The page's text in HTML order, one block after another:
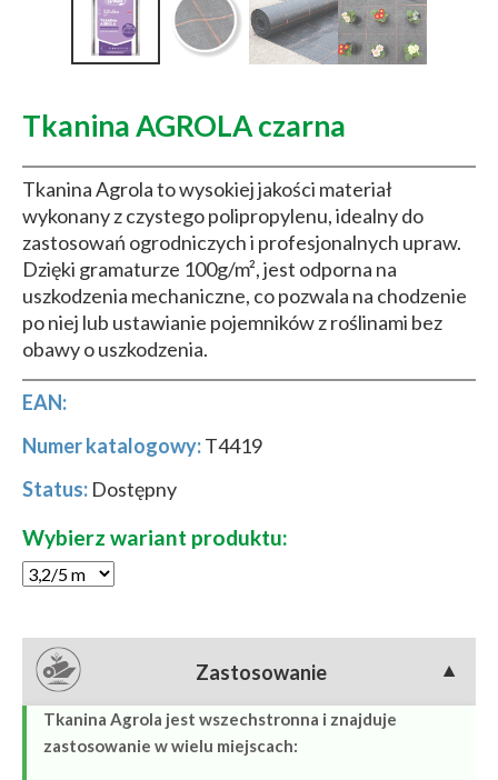
Tkanina AGROLA czarna
Tkanina Agrola to wysokiej jakości materiał
wykonany z czystego polipropylenu, idealny do
zastosowań ogrodniczych i profesjonalnych upraw.
Dzięki gramaturze 100g/m², jest odporna na
uszkodzenia mechaniczne, co pozwala na chodzenie
po niej lub ustawianie pojemników z roślinami bez
obawy o uszkodzenia.
EAN:
Numer katalogowy:T4419
Status: Dostępny
Wybierz wariant produktu:
Zastosowanie ▼
Tkanina Agrola jest wszechstronna i znajduje
zastosowanie w wielu miejscach: